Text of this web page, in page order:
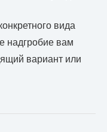
вида
надгробие вам
вариант или